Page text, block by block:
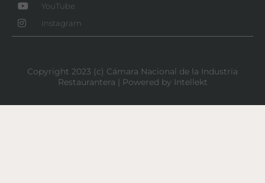
YouTube
Instagram
Copyright 2023 (c) Cámara Nacional de la Industria
Restaurantera | Powered by Intellekt